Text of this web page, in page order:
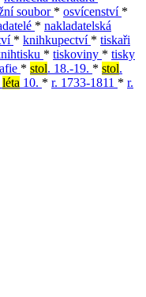
soubor * osvícenství *
* nakladatelská
* knihkupectví * tiskaři
* tiskoviny * tisky
* stol. 18.-19. * stol.
léta 10. * r. 1733-1811 * r.